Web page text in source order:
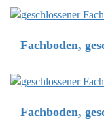
Fachboden,
Fachboden,